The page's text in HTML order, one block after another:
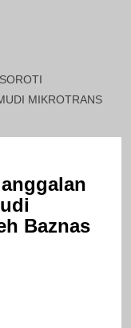
MIKROTRANS
Baznas